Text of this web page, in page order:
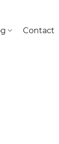
Contact